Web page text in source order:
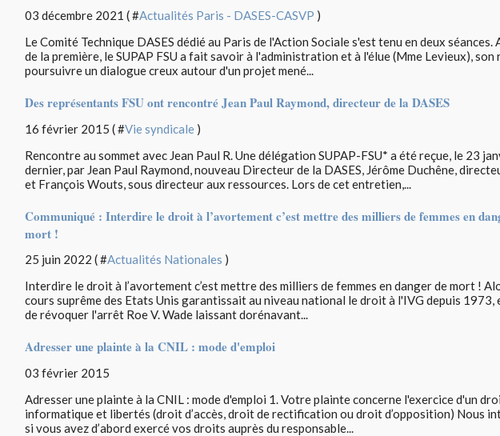
03 décembre 2021 ( #Actualités Paris - DASES-CASVP )
Le Comité Technique DASES dédié au Paris de l'Action Sociale s'est tenu en deux séances.
de la première, le SUPAP FSU a fait savoir à l'administration et à l'élue (Mme Levieux), son
poursuivre un dialogue creux autour d'un projet mené...
Des représentants FSU ont rencontré Jean Paul Raymond, directeur de la DASES
16 février 2015 ( #Vie syndicale )
Rencontre au sommet avec Jean Paul R. Une délégation SUPAP-FSU* a été reçue, le 23
dernier, par Jean Paul Raymond, nouveau Directeur de la DASES, Jérôme Duchêne,
et François Wouts, sous directeur aux ressources. Lors de cet entretien,...
Communiqué : Interdire le droit à l’avortement c’est mettre des milliers de femmes en
mort !
25 juin 2022 ( #Actualités Nationales )
Interdire le droit à l’avortement c’est mettre des milliers de femmes en danger de mort !
cours suprême des Etats Unis garantissait au niveau national le droit à l'IVG depuis 1973,
de révoquer l'arrêt Roe V. Wade laissant dorénavant...
Adresser une plainte à la CNIL : mode d'emploi
03 février 2015
Adresser une plainte à la CNIL : mode d'emploi 1. Votre plainte concerne l'exercice d'un
informatique et libertés (droit d’accès, droit de rectification ou droit d’opposition) Nous
si vous avez d’abord exercé vos droits auprès du responsable...